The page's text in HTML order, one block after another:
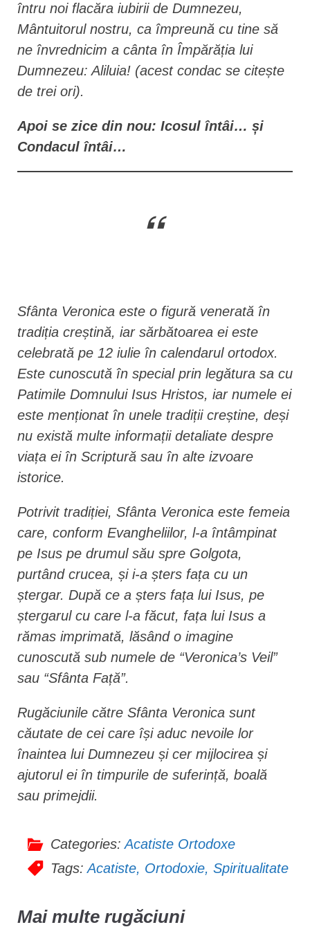
întru noi flacăra iubirii de Dumnezeu,
Mântuitorul nostru, ca împreună cu tine să
ne învrednicim a cânta în Împărăția lui
Dumnezeu: Aliluia! (acest condac se citește
de trei ori).
Apoi se zice din nou: Icosul întâi… și
Condacul întâi…
Sfânta Veronica este o figură venerată în
tradiția creștină, iar sărbătoarea ei este
celebrată pe 12 iulie în calendarul ortodox.
Este cunoscută în special prin legătura sa cu
Patimile Domnului Isus Hristos, iar numele ei
este menționat în unele tradiții creștine, deși
nu există multe informații detaliate despre
viața ei în Scriptură sau în alte izvoare
istorice.
Potrivit tradiției, Sfânta Veronica este femeia
care, conform Evangheliilor, l-a întâmpinat
pe Isus pe drumul său spre Golgota,
purtând crucea, și i-a șters fața cu un
ștergar. După ce a șters fața lui Isus, pe
ștergarul cu care l-a făcut, fața lui Isus a
rămas imprimată, lăsând o imagine
cunoscută sub numele de “Veronica’s Veil”
sau “Sfânta Față”.
Rugăciunile către Sfânta Veronica sunt
căutate de cei care își aduc nevoile lor
înaintea lui Dumnezeu și cer mijlocirea și
ajutorul ei în timpurile de suferință, boală
sau primejdii.
Categories:Acatiste Ortodoxe
Tags:Acatiste, Ortodoxie, Spiritualitate
Mai multe rugăciuni